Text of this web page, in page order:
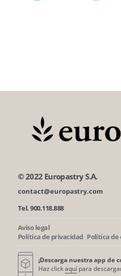
© 2022 Europastry S.A.
contact@europastry.com
Tel. 900.118.888
Aviso legal
Política de privacidad Política de
¡Descarga nuestra app de
Haz clickaquí para